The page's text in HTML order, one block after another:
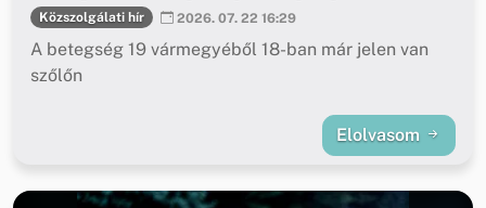
Közszolgálati hír 2026. 07. 22 16:29
A betegség 19 vármegyéből 18-ban már jelen van
szőlőn
Elolvasom